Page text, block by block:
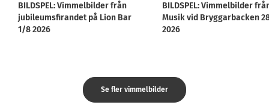
BILDSPEL: Vimmelbilder från
jubileumsfirandet på Lion Bar
1/8 2026
BILDSPEL: Vimmelbilder
Musik vid Bryggarbacken
2026
Se fler vimmelbilder